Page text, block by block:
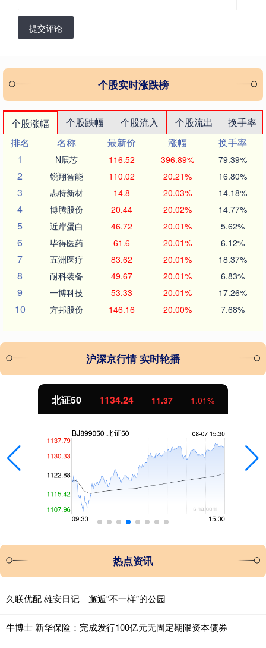
提交评论
个股实时涨跌榜
个股涨幅 个股跌幅 个股流入 个股流出
换手率
排名
名称 最新价 涨幅
换手率
1
N展芯 116.52 396.89% 79.39%
2 锐翔智能 110.02 20.21% 16.80%
3 志特新材 14.8 20.03% 14.18%
4 博腾股份 20.44 20.02% 14.77%
5 近岸蛋白 46.72 20.01% 5.62%
6 毕得医药 61.6 20.01% 6.12%
7 五洲医疗 83.62 20.01% 18.37%
8 耐科装备 49.67 20.01% 6.83%
9 一博科技 53.33 20.01% 17.26%
10 方邦股份 146.16 20.00% 7.68%
沪深京行情 实时轮播
北证50 1134.24 11.37 1.01%
热点资讯
久联优配 雄安日记｜邂逅“不一样”的公园
牛博士 新华保险：完成发行100亿元无固定期限资本债券